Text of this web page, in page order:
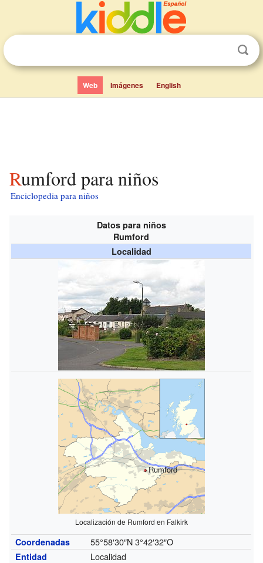
Web Imágenes English
Rumford para niños
Enciclopedia para niños
Datos para niños
Rumford
Localidad
Rumford
Localización de Rumford en Falkirk
Coordenadas 55°58′30″N 3°42′32″O
Entidad
Localidad